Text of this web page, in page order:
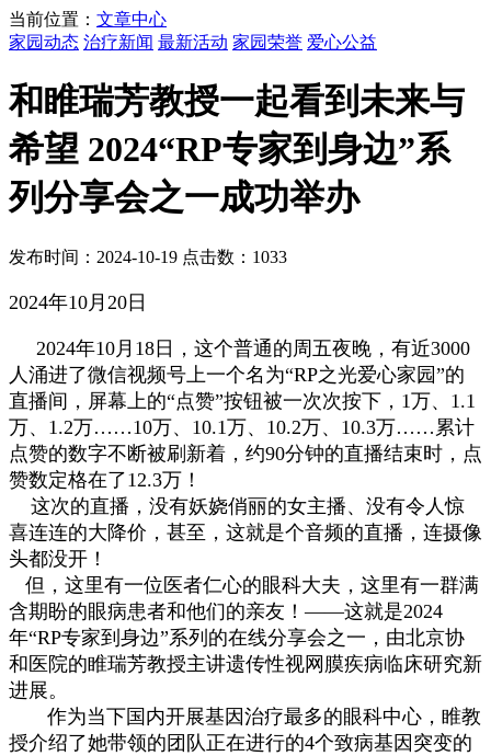
当前位置： 文章中心
家园动态 治疗新闻 最新活动 家园荣誉 爱心公益
和睢瑞芳教授一起看到未来与
希望 2024“RP专家到身边”系
列分享会之一成功举办
发布时间：2024-10-19 点击数：1033
2024年10月20日
2024年10月18日，这个普通的周五夜晚，有近3000
人涌进了微信视频号上一个名为“RP之光爱心家园”的
直播间，屏幕上的“点赞”按钮被一次次按下，1万、1.1
万、1.2万……10万、10.1万、10.2万、10.3万……累计
点赞的数字不断被刷新着，约90分钟的直播结束时，点
赞数定格在了12.3万！
这次的直播，没有妖娆俏丽的女主播、没有令人惊
喜连连的大降价，甚至，这就是个音频的直播，连摄像
头都没开！
但，这里有一位医者仁心的眼科大夫，这里有一群满
含期盼的眼病患者和他们的亲友！——这就是2024
年“RP专家到身边”系列的在线分享会之一，由北京协
和医院的睢瑞芳教授主讲遗传性视网膜疾病临床研究新
进展。
作为当下国内开展基因治疗最多的眼科中心，睢教
授介绍了她带领的团队正在进行的4个致病基因突变的